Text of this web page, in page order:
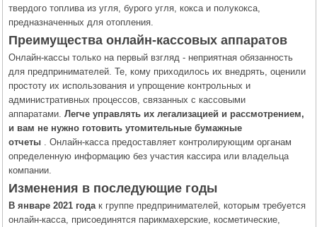
твердого топлива из угля, бурого угля, кокса и полукокса,
предназначенных для отопления.
Преимущества онлайн-кассовых аппаратов
Онлайн-кассы только на первый взгляд - неприятная обязанность
для предпринимателей. Те, кому приходилось их внедрять, оценили
простоту их использования и упрощение контрольных и
административных процессов, связанных с кассовыми
аппаратами. Легче управлять их легализацией и рассмотрением,
и вам не нужно готовить утомительные бумажные
отчеты . Онлайн-касса предоставляет контролирующим органам
определенную информацию без участия кассира или владельца
компании.
Изменения в последующие годы
В январе 2021 года к группе предпринимателей, которым требуется
онлайн-касса, присоединятся парикмахерские, косметические,